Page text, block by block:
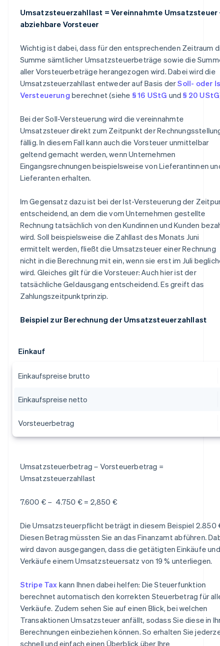
Umsatzsteuerzahllast = Vereinnahmte Umsatzsteuer
abziehbare Vorsteuer
Wichtig ist dabei, dass für den entsprechenden Zeitraum
Summe sämtlicher Umsatzsteuerbeträge sowie die
aller Vorsteuerbeträge herangezogen wird. Dabei wird die
Umsatzsteuerzahllast entweder auf Basis derSoll- oder
Versteuerung berechnet (siehe § 16 UStG und§ 20 UStG
Bei der Soll-Versteuerung wird die vereinnahmte
Umsatzsteuer direkt zum Zeitpunkt der
fällig. In diesem Fall kann auch die Vorsteuer unmittelbar
geltend gemacht werden, wenn Unternehmen
Eingangsrechnungen beispielsweise von Lieferantinnen
Lieferanten erhalten.
Im Gegensatz dazu ist bei der Ist-Versteuerung der
entscheidend, an dem die vom Unternehmen gestellte
Rechnung tatsächlich von den Kundinnen und Kunden
wird. Soll beispielsweise die Zahllast des Monats Juni
ermittelt werden, fließt die Umsatzsteuer einer Rechnung
nicht in die Berechnung mit ein, wenn sie erst im Juli
wird. Gleiches gilt für die Vorsteuer: Auch hier ist der
tatsächliche Geldausgang entscheidend. Es greift das
Zahlungszeitpunktprinzip.
Beispiel zur Berechnung der Umsatzsteuerzahllast
Einkauf
Einkaufspreise brutto
Einkaufspreise netto
Vorsteuerbetrag
Umsatzsteuerbetrag – Vorsteuerbetrag =
Umsatzsteuerzahllast
7.600 € – 4.750 € = 2,850 €
Die Umsatzsteuerpflicht beträgt in diesem Beispiel 2.850
Diesen Betrag müssten Sie an das Finanzamt abführen.
wird davon ausgegangen, dass die getätigten Einkäufe und
Verkäufe einem Umsatzsteuersatz von 19 % unterliegen.
Stripe Tax kann Ihnen dabei helfen: Die Steuerfunktion
berechnet automatisch den korrekten Steuerbetrag für
Verkäufe. Zudem sehen Sie auf einen Blick, bei welchen
Transaktionen Umsatzsteuer anfällt, sodass Sie diese in
Berechnungen einbeziehen können. So erhalten Sie
schnell und einfach einen Überblick über Ihre